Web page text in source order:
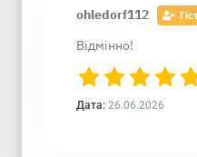
ohledorf112
Відмінно!
Дата: 26.06.2026